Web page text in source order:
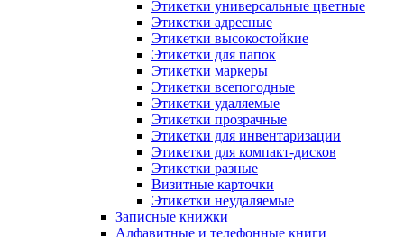
Этикетки универсальные цветные
Этикетки адресные
Этикетки высокостойкие
Этикетки для папок
Этикетки маркеры
Этикетки всепогодные
Этикетки удаляемые
Этикетки прозрачные
Этикетки для инвентаризации
Этикетки для компакт-дисков
Этикетки разные
Визитные карточки
Этикетки неудаляемые
Записные книжки
Алфавитные и телефонные книги